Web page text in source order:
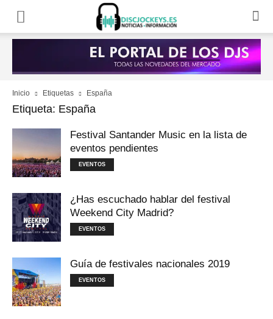
Inicio Etiquetas España
Etiqueta: España
Festival Santander Music en la lista de
eventos pendientes
EVENTOS
¿Has escuchado hablar del festival
Weekend City Madrid?
EVENTOS
Guía de festivales nacionales 2019
EVENTOS